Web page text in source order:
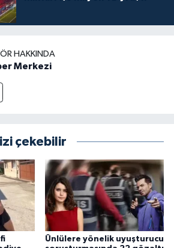
HAKKINDA
Merkezi
çekebilir
Ünlülere yönelik uyuşturucu